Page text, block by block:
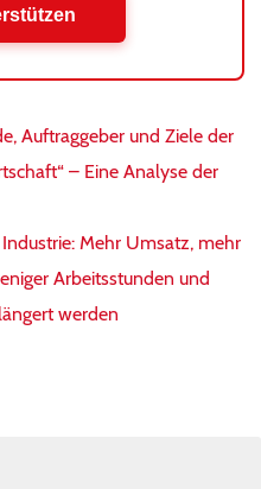
Auftraggeber und Ziele der
– Eine Analyse der
Mehr Umsatz, mehr
Arbeitsstunden und
werden